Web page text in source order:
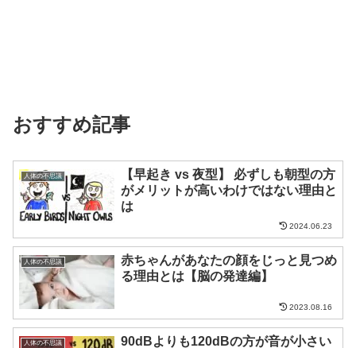
おすすめ記事
人体の不思議
【早起き vs 夜型】 必ずしも朝型の方
がメリットが高いわけではない理由と
は
2024.06.23
人体の不思議
赤ちゃんがあなたの顔をじっと見つめ
る理由とは【脳の発達編】
2023.08.16
人体の不思議 90dBよりも120dBの方が音が小さい